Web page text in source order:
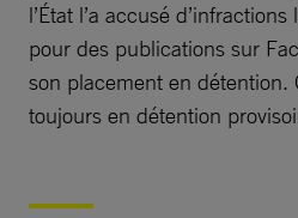
l’État l’a accusé
pour des publications sur
son placement en détention.
toujours en détention